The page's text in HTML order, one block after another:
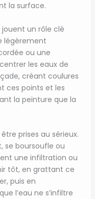
la surface.
jouent un rôle clé
légèrement
ou une
les eaux de
créant coulures
ces points et les
la peinture que la
prises au sérieux.
se boursoufle ou
une infiltration ou
tôt, en grattant ce
puis en
l’eau ne s’infiltre